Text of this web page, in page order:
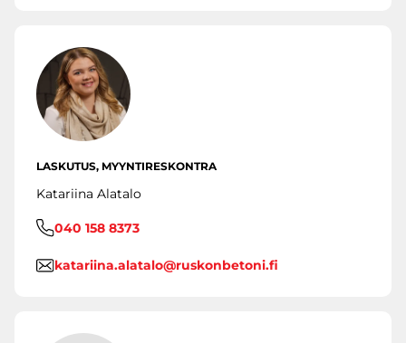
LASKUTUS, MYYNTIRESKONTRA
Katariina Alatalo
040 158 8373
katariina.alatalo@ruskonbetoni.fi